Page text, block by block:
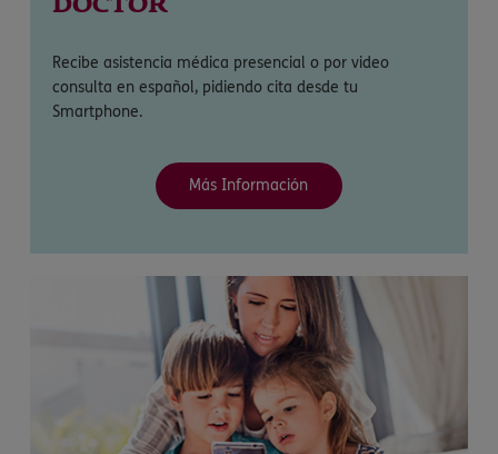
DOCTOR
Recibe asistencia médica presencial o por video
consulta en español, pidiendo cita desde tu
Smartphone.
Más Información